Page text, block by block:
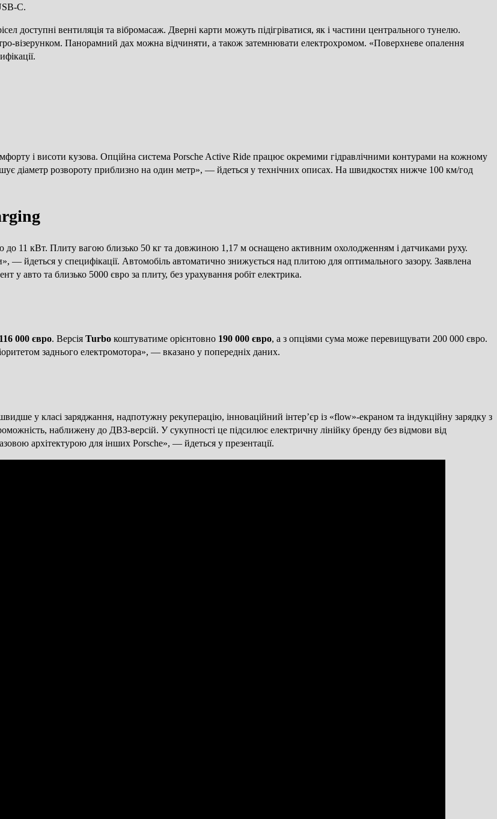
C.
вентиляція та вібромасаж. Дверні карти можуть підігріватися, як і частини центрального тунелю.
візерунком. Панорамний дах можна відчиняти, а також затемнювати електрохромом. «Поверхневе опалення
і висоти кузова. Опційна система Porsche Active Ride працює окремими гідравлічними контурами на кожному
діаметр розвороту приблизно на один метр», — йдеться у технічних описах. На швидкостях нижче 100 км/год
до 11 кВт. Плиту вагою близько 50 кг та довжиною 1,17 м оснащено активним охолодженням і датчиками руху.
— йдеться у специфікації. Автомобіль автоматично знижується над плитою для оптимального зазору. Заявлена
у авто та близько 5000 євро за плиту, без урахування робіт електрика.
116 000 євро. Версія Turbo коштуватиме орієнтовно 190 000 євро, а з опціями сума може перевищувати 200 000 євро.
заднього електромотора», — вказано у попередніх даних.
у класі заряджання, надпотужну рекуперацію, інноваційний інтер’єр із «flow»-екраном та індукційну зарядку з
наближену до ДВЗ-версій. У сукупності це підсилює електричну лінійку бренду без відмови від
архітектурою для інших Porsche», — йдеться у презентації.